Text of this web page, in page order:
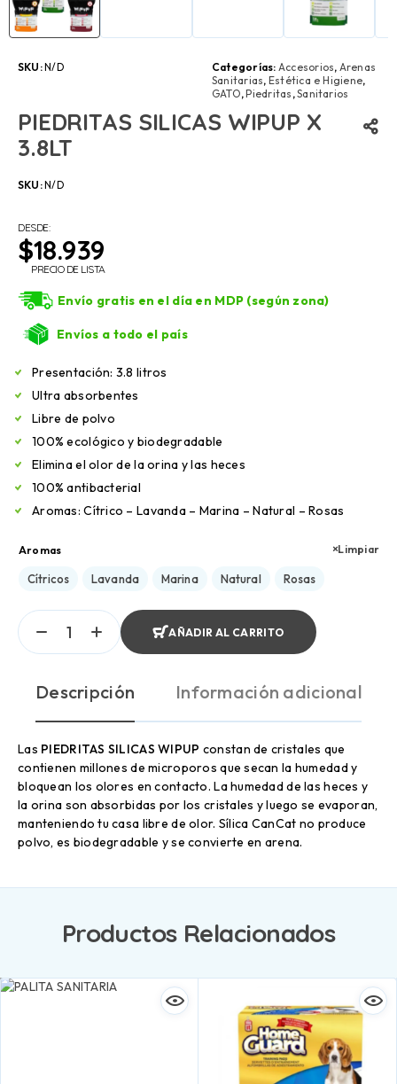
SKU:N/D Categorías: Accesorios, Arenas
Sanitarias, Estética e Higiene,
GATO,Piedritas ,Sanitarios
PIEDRITAS SILICAS WIPUP X
3.8LT
SKU:N/D
DESDE:
$18.939
PRECIO DE LISTA
Envío gratis en el día en MDP (según zona)
Envíos a todo el país
Presentación: 3.8 litros
Ultra absorbentes
Libre de polvo
100% ecológico y biodegradable
Elimina el olor de la orina y las heces
100% antibacterial
Aromas: Cítrico – Lavanda – Marina – Natural – Rosas
Aromas
Cítricos Lavanda Marina Natural Rosas
Limpiar
AÑADIR AL CARRITO
Descripción Información adicional
Las PIEDRITAS SILICAS WIPUP constan de cristales que
contienen millones de microporos que secan la humedad y
bloquean los olores en contacto. La humedad de las heces y
la orina son absorbidas por los cristales y luego se evaporan,
manteniendo tu casa libre de olor. Sílica CanCat no produce
polvo, es biodegradable y se convierte en arena.
Productos Relacionados